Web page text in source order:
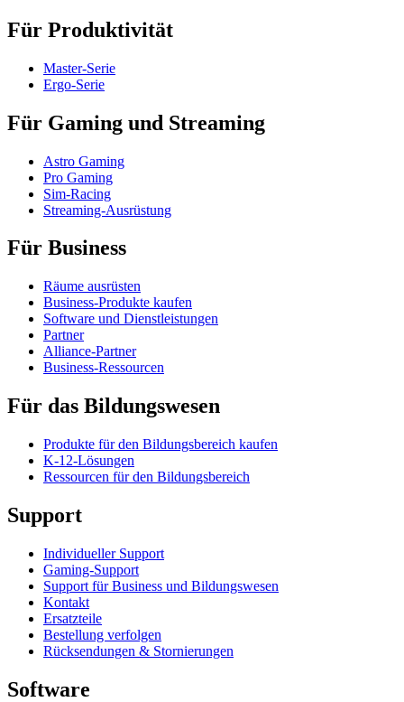
Für Produktivität
Master-Serie
Ergo-Serie
Für Gaming und Streaming
Astro Gaming
Pro Gaming
Sim-Racing
Streaming-Ausrüstung
Für Business
Räume ausrüsten
Business-Produkte kaufen
Software und Dienstleistungen
Partner
Alliance-Partner
Business-Ressourcen
Für das Bildungswesen
Produkte für den Bildungsbereich kaufen
K-12-Lösungen
Ressourcen für den Bildungsbereich
Support
Individueller Support
Gaming-Support
Support für Business und Bildungswesen
Kontakt
Ersatzteile
Bestellung verfolgen
Rücksendungen & Stornierungen
Software